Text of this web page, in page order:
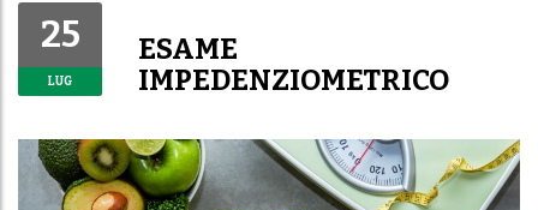
25
LUG
ESAME
IMPEDENZIOMETRICO